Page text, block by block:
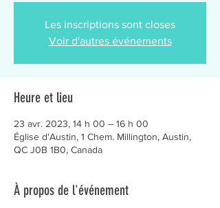
Les inscriptions sont closes
Voir d'autres événements
Heure et lieu
23 avr. 2023, 14 h 00 – 16 h 00
Église d'Austin, 1 Chem. Millington, Austin,
QC J0B 1B0, Canada
À propos de l'événement